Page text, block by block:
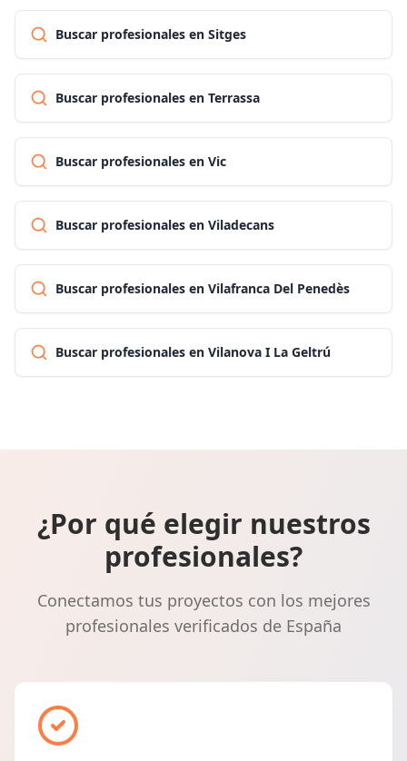
Buscar profesionales en Sitges
Buscar profesionales en Terrassa
Buscar profesionales en Vic
Buscar profesionales en Viladecans
Buscar profesionales en Vilafranca Del Penedès
Buscar profesionales en Vilanova I La Geltrú
¿Por qué elegir nuestros
profesionales?
Conectamos tus proyectos con los mejores
profesionales verificados de España